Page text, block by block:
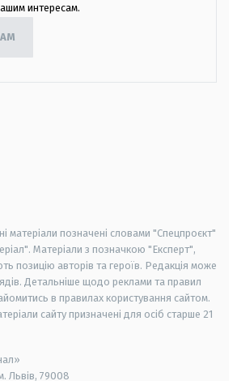
интересам.
матеріали позначені словами "Спецпроєкт"
Матеріали з позначкою "Експерт",
позицію авторів та героїв. Редакція може
Детальніше щодо реклами та правил
в правилах користування сайтом.
сайту призначені для осіб старше 21
Львів, 79008